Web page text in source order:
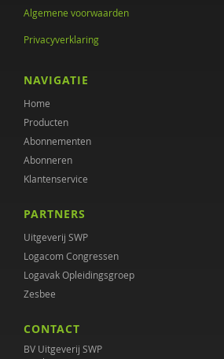
G. Westerhof
Ruth Willems
Marjolein de Winter
Lynne Wolbert
Channah Zwiep
Algemene voorwaarden
Privacyverklaring
NAVIGATIE
Home
Producten
Abonnementen
Abonneren
Klantenservice
PARTNERS
Uitgeverij SWP
Logacom Congressen
Logavak Opleidingsgroep
Zesbee
CONTACT
BV Uitgeverij SWP